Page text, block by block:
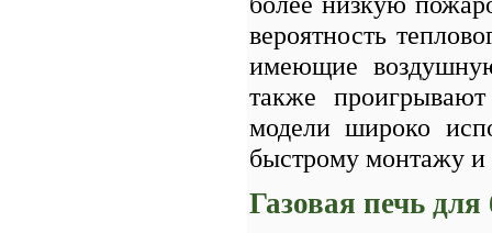
вероятность
имеющие
также
модели широко
быстрому монтажу и
Газовая печь для